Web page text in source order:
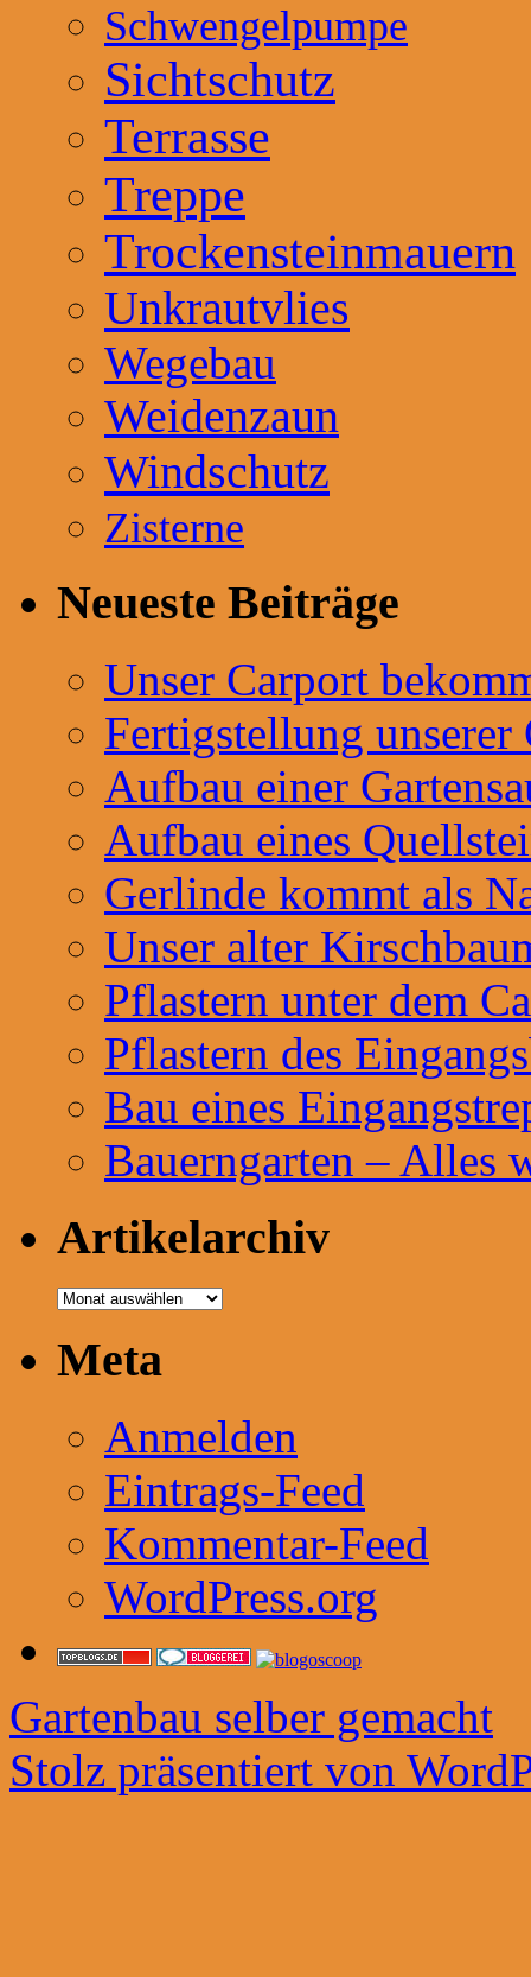
Schwengelpumpe
Sichtschutz
Terrasse
Treppe
Trockensteinmauern
Unkrautvlies
Wegebau
Weidenzaun
Windschutz
Zisterne
Neueste Beiträge
Unser Carport
Fertigstellung unserer
Aufbau einer
Aufbau eines
Gerlinde kommt als
Unser alter
Pflastern unter dem
Pflastern des
Bau eines
Bauerngarten – Alles
Artikelarchiv
Artikelarchiv
Meta
Anmelden
Eintrags-Feed
Kommentar-Feed
WordPress.org
Gartenbau selber gemacht
Stolz präsentiert von